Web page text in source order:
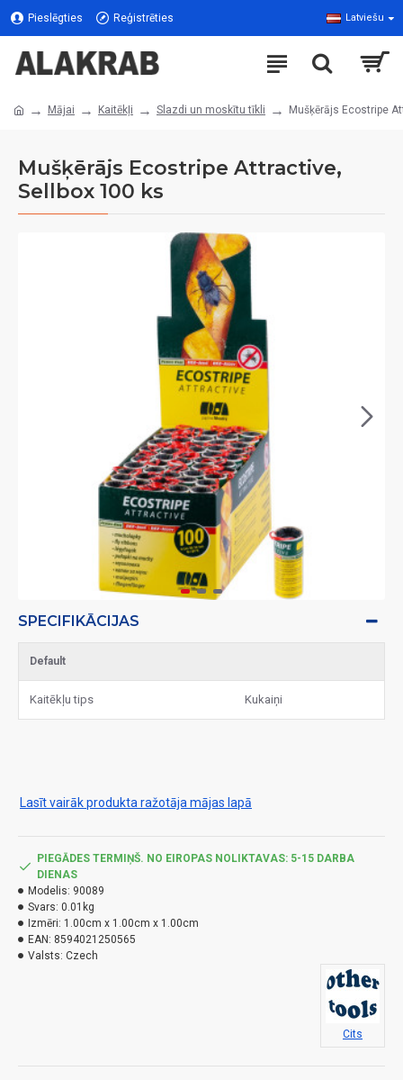
Pieslēgties Reģistrēties Latviešu
Mājai Kaitēkļi Slazdi un moskītu tīkli Mušķērājs Ecostripe
Mušķērājs Ecostripe Attractive,
Sellbox 100 ks
SPECIFIKĀCIJAS
Default
Kaitēkļu tips Kukaiņi
Lasīt vairāk produkta ražotāja mājas lapā
PIEGĀDES TERMIŅŠ. NO EIROPAS NOLIKTAVAS: 5-15 DARBA
DIENAS
Modelis: 90089
Svars: 0.01kg
Izmēri: 1.00cm x 1.00cm x 1.00cm
EAN: 8594021250565
Valsts: Czech
Cits